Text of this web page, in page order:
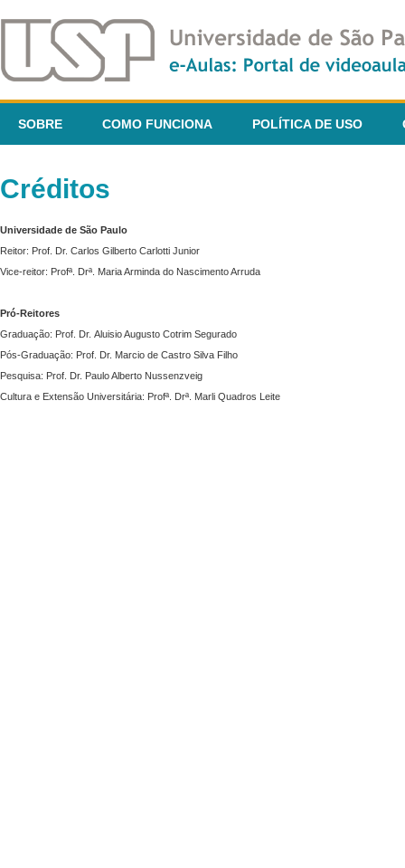
SOBRE COMO FUNCIONA POLÍTICA DE USO
Créditos
Universidade de São Paulo
Reitor: Prof. Dr. Carlos Gilberto Carlotti Junior
Vice-reitor: Profª. Drª. Maria Arminda do Nascimento Arruda
Pró-Reitores
Graduação: Prof. Dr. Aluisio Augusto Cotrim Segurado
Pós-Graduação: Prof. Dr. Marcio de Castro Silva Filho
Pesquisa: Prof. Dr. Paulo Alberto Nussenzveig
Cultura e Extensão Universitária: Profª. Drª. Marli Quadros Leite